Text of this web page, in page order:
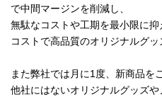
で中間マージンを削減し、
無駄なコストや工期を最小限に
コストで高品質のオリジナルグッ
また弊社では月に1度、新商品を
他社にはないオリジナルグッズや